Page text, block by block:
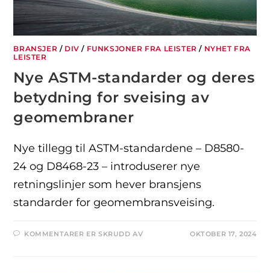
BRANSJER / DIV / FUNKSJONER FRA LEISTER / NYHET FRA
LEISTER
Nye ASTM-standarder og deres
betydning for sveising av
geomembraner
Nye tillegg til ASTM-standardene – D8580-
24 og D8468-23 – introduserer nye
retningslinjer som hever bransjens
standarder for geomembransveising.
KOMMENTARER ER SKRUDD AV OKTOBER 17, 2024